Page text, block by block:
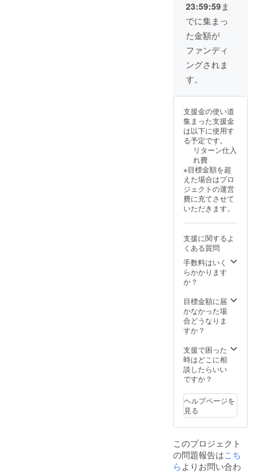
set
Drops
オー
ナメン
トセッ
ト ド
ロップ
て、ド
ロップ
スの
オーナ
メント
④Orna
ment
set
Bell
オーナ
メント
セッ
ト ベ
ル ・4
個全
て、ベ
ルの
オーナ
メント
set
Star
オーナ
ト ス
ター ・
4個全
て、ス
オーナ
＊＊＊
＊＊＊
＊＊＊
＊＊＊
＊＊＊
＊
②Mobil
e.2 モ
ビール2
・サイ
ズ：約
H32cm
×W3.3c
＊＊＊
＊＊＊
＊＊＊
＊＊
ジュ色
のウッ
ドビー
ズ。 色
や素材
感が相
まり、
馴染
む、大
人なモ
ビール
です。
天井な
ど、お
好きな
場所に
吊るし
て 愛で
てお楽
しみく
ださい
紙 mini
art /
Mobile
3 Set ＊
＊＊＊
＊＊＊
＊＊＊
窓を開
抜け
る。 作
品は、
くるく
回りだ
す。 ま
るで 気
持ちい
なぁ〜
と 喜ん
でいる
曲がり
と、張
りが心
地よく
くるく
ると丸
みを帯
した形
らしい
です。
白い紙
が持
つ、柔
て優し
い印象
が、 空
間に素
敵な雰
囲気を
てくれ
ます。
紙 mini
art /
クルー
ラー
リース
＊＊＊
＊＊＊
＊＊＊
＊ ドー
ゆっく
りと吸
い込ま
れて つ
ぼーっ
とし
て、
イン入
り ・作
品につ
いての
小冊子
・paper
and
お礼の
をお送
りさせ
ていた
だきま
す。 柔
く、凛
と灯す
紙でで
きた、
キャン
ドル。
影が美
しい、
コント
ラス
ト。 火
先に、
金の
パー
ル。 き
輝く、
大人な
アクセ
ントが
い。 凛
とした
佇まい
空間へ
と導い
てくれ
23:59:59ま
でに集まっ
た金額が
ファンディ
ングされま
す。
支援金の使い道
集まった支援金
は以下に使用す
る予定です。
リターン仕入
れ費
※目標金額を超
えた場合はプロ
ジェクトの運営
費に充てさせて
いただきます。
支援に関するよ
くある質問
手数料はいく
らかかります
か？
目標金額に届
かなかった場
合どうなりま
すか？
支援で困った
時はどこに相
談したらいい
ですか？
ヘルプページを
見る
このプロジェクト
の問題報告はこち
ら よりお問い合わ